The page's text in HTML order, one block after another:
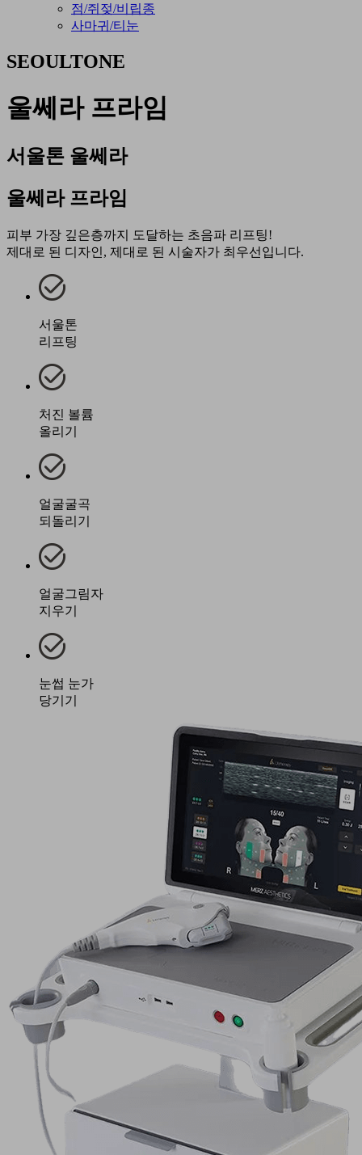
점/쥐젖/비립종
사마귀/티눈
SEOULTONE
울쎄라 프라임
서울톤 울쎄라
울쎄라 프라임
피부 가장 깊은층까지 도달하는 초음파 리프팅!
제대로 된 디자인, 제대로 된 시술자가 최우선입니다.
서울톤
리프팅
처진 볼륨
올리기
얼굴굴곡
되돌리기
얼굴그림자
지우기
눈썹 눈가
당기기